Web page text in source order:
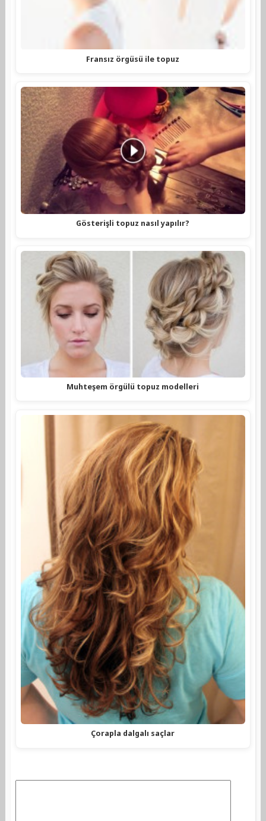
Fransız örgüsü ile topuz
Gösterişli topuz nasıl yapılır?
Muhteşem örgülü topuz modelleri
Çorapla dalgalı saçlar